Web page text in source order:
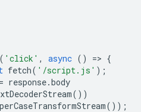
( 'click' , async () => {
fetch( '/script.js' );
= response.body
())
());